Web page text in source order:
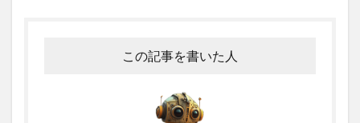
この記事を書いた人